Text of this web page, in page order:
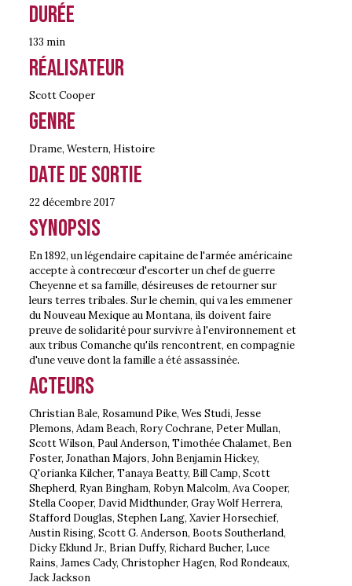
Durée
133 min
Réalisateur
Scott Cooper
Genre
Drame, Western, Histoire
Date de sortie
22 décembre2017
Synopsis
En 1892, un légendaire capitaine de l'armée américaine
accepte à contrecœur d'escorter un chef de guerre
Cheyenne et sa famille, désireuses de retourner sur
leurs terres tribales. Sur le chemin, qui va les emmener
du Nouveau Mexique au Montana, ils doivent faire
preuve de solidarité pour survivre à l'environnement et
aux tribus Comanche qu'ils rencontrent, en compagnie
d'une veuve dont la famille a été assassinée.
Acteurs
Christian Bale, Rosamund Pike, Wes Studi, Jesse
Plemons, Adam Beach, Rory Cochrane, Peter Mullan,
Scott Wilson, Paul Anderson, Timothée Chalamet, Ben
Foster, Jonathan Majors, John Benjamin Hickey,
Q'orianka Kilcher, Tanaya Beatty, Bill Camp, Scott
Shepherd, Ryan Bingham, Robyn Malcolm, Ava Cooper,
Stella Cooper, David Midthunder, Gray Wolf Herrera,
Stafford Douglas, Stephen Lang, Xavier Horsechief,
Austin Rising, Scott G. Anderson, Boots Southerland,
Dicky Eklund Jr., Brian Duffy, Richard Bucher, Luce
Rains, James Cady, Christopher Hagen, Rod Rondeaux,
Jack Jackson